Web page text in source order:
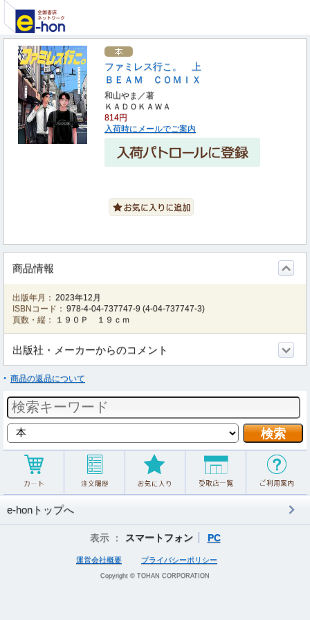
ファミレス行こ。 上
ＢＥＡＭ ＣＯＭＩＸ
和山やま／著
ＫＡＤＯＫＡＷＡ
814円
入荷時にメールでご案内
商品情報
出版年月： 2023年12月
ISBNコード： 978-4-04-737747-9 (4-04-737747-3)
頁数・縦：
１９０Ｐ １９ｃｍ
出版社・メーカーからのコメント
商品の返品について
e-honトップへ
表示 ： スマートフォン PC
運営会社概要 プライバシーポリシー
Copyright © TOHAN CORPORATION